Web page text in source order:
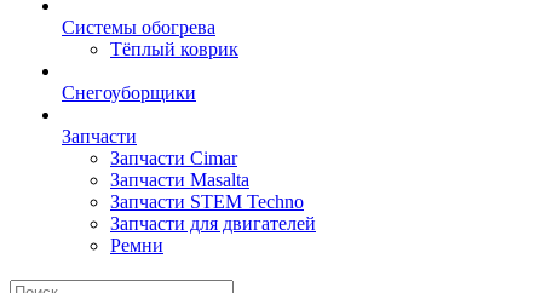
Системы обогрева
Тёплый коврик
Снегоуборщики
Запчасти
Запчасти Cimar
Запчасти Masalta
Запчасти STEM Techno
Запчасти для двигателей
Ремни